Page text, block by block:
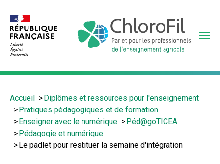
contenu
principal
Vous
êtes
Accueil
Diplômes et ressources pour l'enseignement
Pratiques pédagogiques et de formation
Enseigner avec le numérique
Péd@goTICEA
Pédagogie et numérique
Le padlet pour restituer la semaine d'intégration